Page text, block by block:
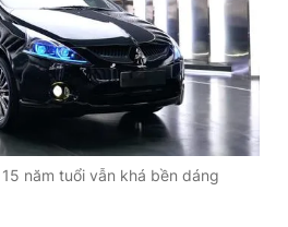
thoại
năm tuổi vẫn khá bền dáng